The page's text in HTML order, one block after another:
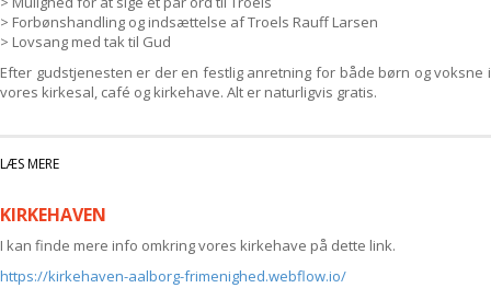
> Forbønshandling og indsættelse af Troels Rauff Larsen
> Lovsang med tak til Gud
Efter gudstjenesten er der en festlig anretning for både børn og voksne i
vores kirkesal, café og kirkehave. Alt er naturligvis gratis.
LÆS MERE
KIRKEHAVEN
I kan finde mere info omkring vores kirkehave på dette link.
https://kirkehaven-aalborg-frimenighed.webflow.io/